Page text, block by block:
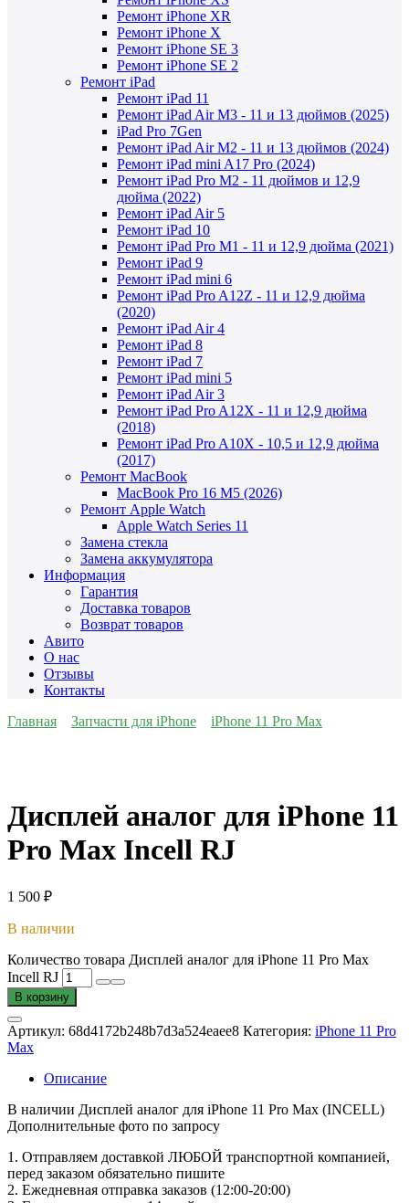
Ремонт iPhone XR
Ремонт iPhone X
Ремонт iPhone SE 3
Ремонт iPhone SE 2
Ремонт iPad
Ремонт iPad 11
Ремонт iPad Air M3 - 11 и 13 дюймов (2025)
iPad Pro 7Gen
Ремонт iPad Air M2 - 11 и 13 дюймов (2024)
Ремонт iPad mini A17 Pro (2024)
Ремонт iPad Pro M2 - 11 дюймов и 12,9
дюйма (2022)
Ремонт iPad Air 5
Ремонт iPad 10
Ремонт iPad Pro M1 - 11 и 12,9 дюйма (2021)
Ремонт iPad 9
Ремонт iPad mini 6
Ремонт iPad Pro A12Z - 11 и 12,9 дюйма
(2020)
Ремонт iPad Air 4
Ремонт iPad 8
Ремонт iPad 7
Ремонт iPad mini 5
Ремонт iPad Air 3
Ремонт iPad Pro A12X - 11 и 12,9 дюйма
(2018)
Ремонт iPad Pro A10X - 10,5 и 12,9 дюйма
(2017)
Ремонт MacBook
MacBook Pro 16 M5 (2026)
Ремонт Apple Watch
Apple Watch Series 11
Замена стекла
Замена аккумулятора
Информация
Гарантия
Доставка товаров
Возврат товаров
Авито
О нас
Отзывы
Контакты
Главная
Запчасти для iPhone iPhone 11 Pro Max
Дисплей аналог для iPhone 11
Pro Max Incell RJ
1 500 ₽
В наличии
Количество товара Дисплей аналог для iPhone 11 Pro Max
Incell RJ
В корзину
Артикул: 68d4172b248b7d3a524eaee8 Категория: iPhone 11 Pro
Max
Описание
В наличии Дисплей аналог для iPhone 11 Pro Max (INCELL)
Дополнительные фото по запросу
1. Oтпpавляем доставкой ЛЮБОЙ транспортной компанией,
перед заказом обязательно пишите
2. Ежедневная отправка заказов (12:00-20:00)